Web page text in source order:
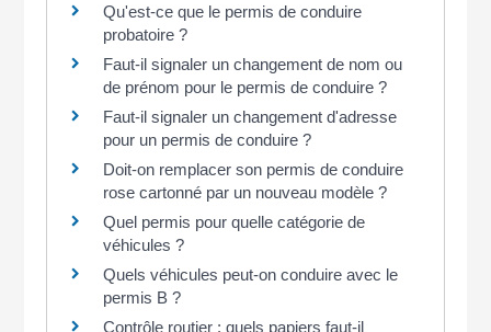
Qu'est-ce que le permis de conduire
probatoire ?
Faut-il signaler un changement de nom ou
de prénom pour le permis de conduire ?
Faut-il signaler un changement d'adresse
pour un permis de conduire ?
Doit-on remplacer son permis de conduire
rose cartonné par un nouveau modèle ?
Quel permis pour quelle catégorie de
véhicules ?
Quels véhicules peut-on conduire avec le
permis B ?
Contrôle routier : quels papiers faut-il